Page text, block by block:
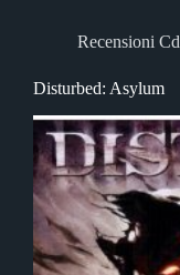
Recensioni Cd
Disturbed: Asylum